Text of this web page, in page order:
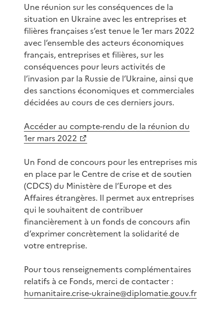
Une réunion sur les conséquences de la
situation en Ukraine avec les entreprises et
filières françaises s’est tenue le 1er mars 2022
avec l’ensemble des acteurs économiques
français, entreprises et filières, sur les
conséquences pour leurs activités de
l’invasion par la Russie de l’Ukraine, ainsi que
des sanctions économiques et commerciales
décidées au cours de ces derniers jours.
Accéder au compte-rendu de la réunion du
1er mars 2022
Un Fond de concours pour les entreprises mis
en place par le Centre de crise et de soutien
(CDCS) du Ministère de l’Europe et des
Affaires étrangères. Il permet aux entreprises
qui le souhaitent de contribuer
financièrement à un fonds de concours afin
d’exprimer concrètement la solidarité de
votre entreprise.
Pour tous renseignements complémentaires
relatifs à ce Fonds, merci de contacter :
humanitaire.crise-ukraine@diplomatie.gouv.fr